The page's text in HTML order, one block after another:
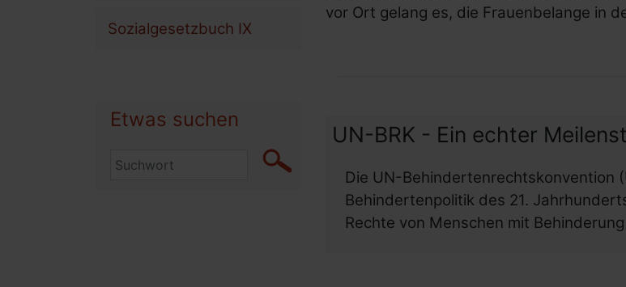
vor Ort gelang es, die Frauenbelange in
UN-BRK - Ein echter
Die UN-Behindertenrechtskonvention
Behindertenpolitik des 21.
Rechte von Menschen mit
Sozialgesetzbuch IX
Etwas suchen